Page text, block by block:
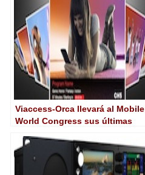
Viaccess-Orca llevará al Mobile
World Congress sus últimas
multipantalla